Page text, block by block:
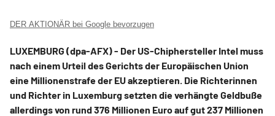
DER AKTIONÄR bei Google bevorzugen
LUXEMBURG (dpa-AFX) - Der US-Chiphersteller Intel muss
nach einem Urteil des Gerichts der Europäischen Union
eine Millionenstrafe der EU akzeptieren. Die Richterinnen
und Richter in Luxemburg setzten die verhängte Geldbuße
allerdings von rund 376 Millionen Euro auf gut 237 Millionen